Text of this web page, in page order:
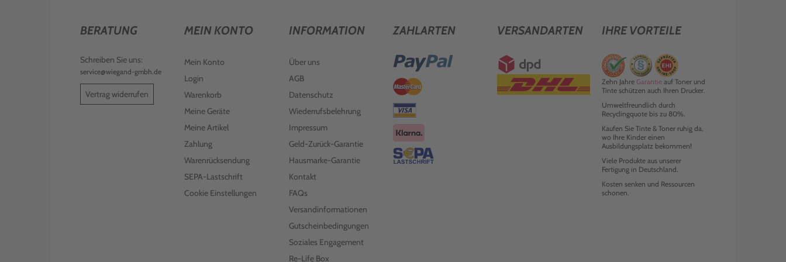
BERATUNG
Schreiben Sie uns:
service@wiegand-gmbh.de
Vertrag widerrufen
MEIN KONTO
Mein Konto
Login
Warenkorb
Meine Geräte
Meine Artikel
Zahlung
Warenrücksendung
SEPA-Lastschrift
Cookie Einstellungen
INFORMATION
Über uns
AGB
Datenschutz
Wiederrufsbelehrung
Impressum
Geld-Zurück-Garantie
Hausmarke-Garantie
Kontakt
FAQs
Versandinformationen
Gutscheinbedingungen
Soziales Engagement
Re-Life Box
ZAHLARTEN VERSANDARTEN IHRE VORTEILE
Zehn Jahre Garantieauf Toner und
Tinte schützen auch Ihren Drucker.
Umweltfreundlich durch
Recyclingquote bis zu 80%.
Kaufen Sie Tinte & Toner ruhig da,
wo Ihre Kinder einen
Ausbildungsplatz bekommen!
Viele Produkte aus unserer
Fertigung in Deutschland.
Kosten senken und Ressourcen
schonen.